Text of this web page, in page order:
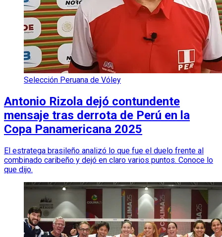
Selección Peruana de Vóley
Antonio Rizola dejó contundente
mensaje tras derrota de Perú en la
Copa Panamericana 2025
El estratega brasileño analizó lo que fue el duelo frente al
combinado caribeño y dejó en claro varios puntos. Conoce lo
que dijo.